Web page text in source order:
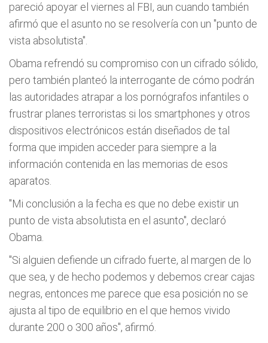
pareció apoyar el viernes al FBI, aun cuando también
afirmó que el asunto no se resolvería con un "punto de
vista absolutista".
Obama refrendó su compromiso con un cifrado sólido,
pero también planteó la interrogante de cómo podrán
las autoridades atrapar a los pornógrafos infantiles o
frustrar planes terroristas si los smartphones y otros
dispositivos electrónicos están diseñados de tal
forma que impiden acceder para siempre a la
información contenida en las memorias de esos
aparatos.
"Mi conclusión a la fecha es que no debe existir un
punto de vista absolutista en el asunto", declaró
Obama.
"Si alguien defiende un cifrado fuerte, al margen de lo
que sea, y de hecho podemos y debemos crear cajas
negras, entonces me parece que esa posición no se
ajusta al tipo de equilibrio en el que hemos vivido
durante 200 o 300 años", afirmó.